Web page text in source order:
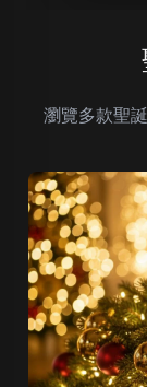
瀏覽多款聖